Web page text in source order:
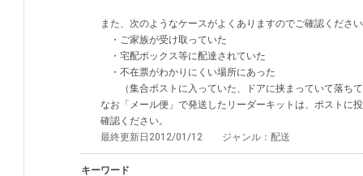
また、次のようなケースがよくありますのでご確認くださ
・ご家族が受け取っていた
・宅配ボックス等に配達されていた
・不在票がわかりにくい場所にあった
（集合ポストに入っていた、ドアに挟まっていて落ち
なお「メール便」で発送したリーダーキットは、ポストに
確認ください。
最終更新日2012/01/12 ジャンル：配送
キーワード